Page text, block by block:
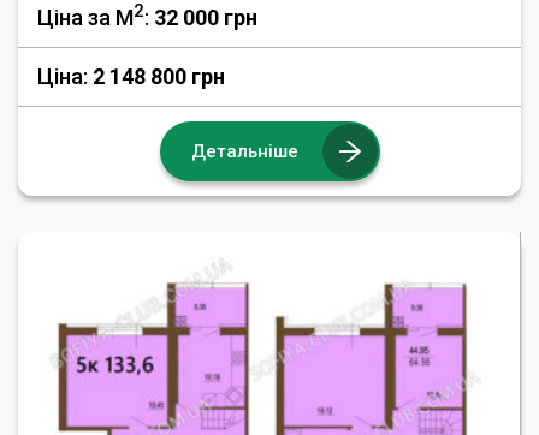
Ціна за М2: 32 000 грн
Ціна: 2 148 800 грн
Детальніше